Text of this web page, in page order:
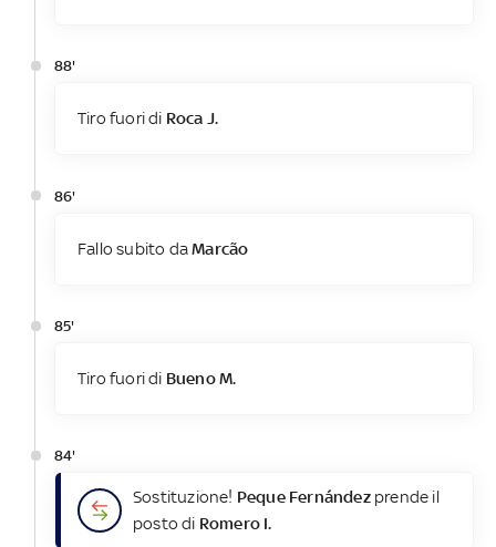
88'
Tiro fuori di Roca J.
86'
Fallo subito daMarcão
85'
Tiro fuori di Bueno M.
84'
Sostituzione! Peque Fernándezprende il
posto di Romero I.